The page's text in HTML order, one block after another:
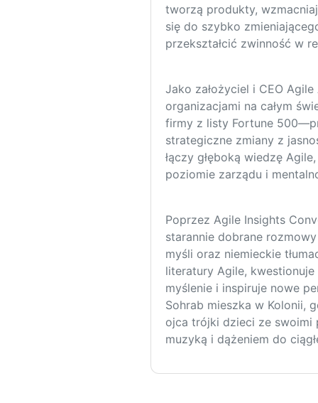
tworzą produkty,
się do szybko
przekształcić zwinność w
Jako założyciel i CEO
organizacjami na całym
firmy z listy Fortune
strategiczne zmiany z
łączy głęboką wiedzę
poziomie zarządu i
Poprzez Agile Insights
starannie dobrane
myśli oraz niemieckie
literatury Agile,
myślenie i inspiruje nowe
Sohrab mieszka w Kolonii,
ojca trójki dzieci ze swoimi
muzyką i dążeniem do